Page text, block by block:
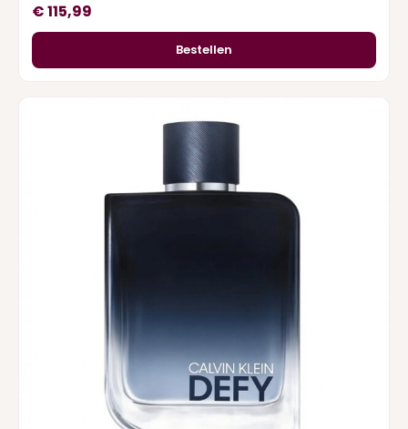
€115,99
Bestellen